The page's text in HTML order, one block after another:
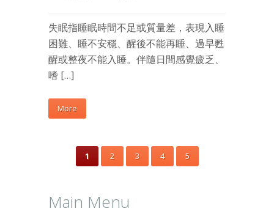
失眠指睡眠時間不足或質量差，表現入睡
困難、睡不安穩、醒後不能再睡、過早甦
醒或整夜不能入睡。伴隨日間感覺疲乏、
嗜 […]
More
1 2 3 4 5
Main Menu